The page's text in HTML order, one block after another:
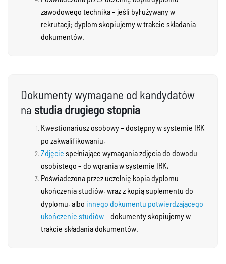
zawodowego technika – jeśli był używany w
rekrutacji; dyplom skopiujemy w trakcie składania
dokumentów.
Dokumenty wymagane od kandydatów
na studia drugiego stopnia
Kwestionariusz osobowy – dostępny w systemie IRK
po zakwalifikowaniu,
Zdjęcie spełniające wymagania zdjęcia do dowodu
osobistego – do wgrania w systemie IRK,
Poświadczona przez uczelnię kopia dyplomu
ukończenia studiów, wraz z kopią suplementu do
dyplomu, albo innego dokumentu potwierdzającego
ukończenie studiów– dokumenty skopiujemy w
trakcie składania dokumentów.